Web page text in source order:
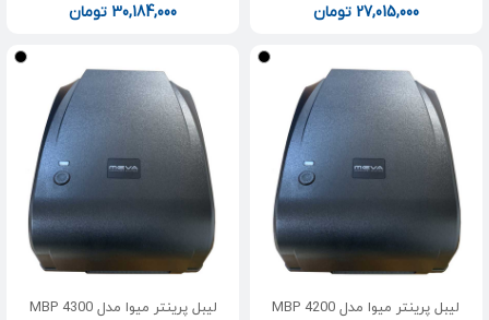
27,015,000 تومان 30,184,000 تومان
لیبل پرینتر میوا مدل MBP 4200 لیبل پرینتر میوا مدل MBP 4300